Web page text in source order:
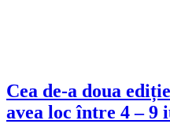
Cea de-a doua
avea loc între 4 – 9